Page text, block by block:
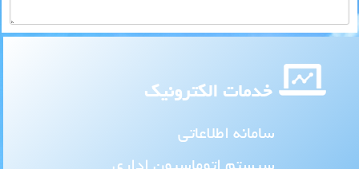
خدمات الکترونیک
سامانه اطلاعاتی